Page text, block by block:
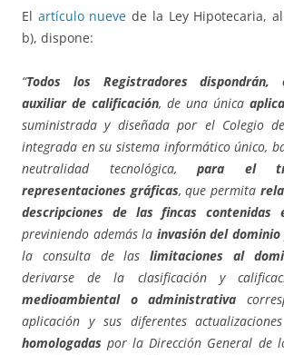
El artículo nueve de la Ley Hipotecaria,
b), dispone:
“Todos los Registradores dispondrán,
auxiliar de calificación, de una única
suministrada y diseñada por el Colegio
integrada en su sistema informático único,
neutralidad tecnológica,para el
representaciones gráficas, que permita
descripciones de las fincas
previniendo además la invasión del dominio
la consulta de las limitaciones al
derivarse de la clasificación y
medioambiental o administrativa
aplicación y sus diferentes
homologadas por la Dirección General de